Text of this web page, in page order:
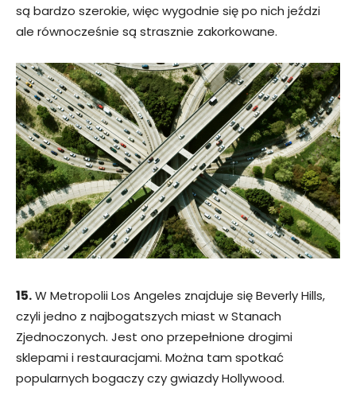
są bardzo szerokie, więc wygodnie się po nich jeździ
ale równocześnie są strasznie zakorkowane.
15.W Metropolii Los Angeles znajduje się Beverly Hills,
czyli jedno z najbogatszych miast w Stanach
Zjednoczonych. Jest ono przepełnione drogimi
sklepami i restauracjami. Można tam spotkać
popularnych bogaczy czy gwiazdy Hollywood.